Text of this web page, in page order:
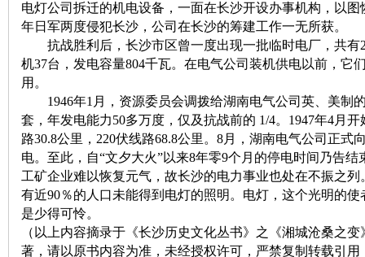
电灯公司拆迁的机电设备，一面在长沙开设办事机构，以图
年日军两度侵犯长沙，公司在长沙的筹建工作一无所获。
抗战胜利后，长沙市区曾一度出现一批临时电厂，共有
机37台，发电容量804千瓦。在电气公司装机供电以前，它
用。
1946年1月，资源委员会调拨给湖南电气公司英、美制的
套，年发电能力50多万度，仅及抗战前的 1/4。1947年4月
路30.8公里，220伏线路68.8公里。8月，湖南电气公司正式
电。至此，自“文夕大火”以来8年零9个月的停电时间乃告
工矿企业难以恢复元气，故长沙的电力事业也处在不振之
有近90％的人口未能得到电灯的照明。电灯，这个光明的
是少得可怜。
（以上内容摘录于《长沙历史文化丛书》之《湘城沧桑之
著，请以原书内容为准，未经授权许可，严禁复制转载引